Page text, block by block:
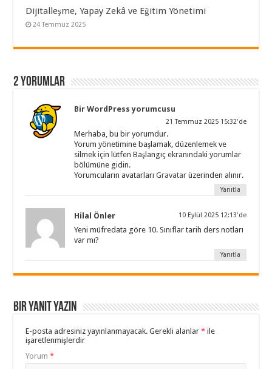
Dijitalleşme, Yapay Zekâ ve Eğitim Yönetimi
24 Temmuz 2025
2 yorumlar
Bir WordPress yorumcusu
21 Temmuz 2025 15:32'de
Merhaba, bu bir yorumdur.
Yorum yönetimine başlamak, düzenlemek ve
silmek için lütfen Başlangıç ekranındaki yorumlar
bölümüne gidin.
Yorumcuların avatarlarıGravatar üzerinden alınır.
Yanıtla
Hilal Önler 10 Eylül 2025 12:13'de
Yeni müfredata göre 10. Sınıflar tarih ders notları
var mı?
Yanıtla
Bir yanıt yazın
E-posta adresiniz yayınlanmayacak. Gerekli alanlar* ile
işaretlenmişlerdir
Yorum*